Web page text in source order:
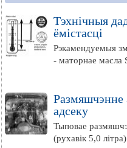
Тэхнічныя
ёмістасці
Рэкамендуемыя
- маторнае масла
Размяшчэнне
адсеку
Тыповае
(рухавік 5,0